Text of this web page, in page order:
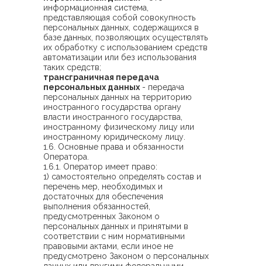
информационная система,
представляющая собой совокупность
персональных данных, содержащихся в
базе данных, позволяющих осуществлять
их обработку с использованием средств
автоматизации или без использования
таких средств;
трансграничная передача
персональных данных - передача
персональных данных на территорию
иностранного государства органу
власти иностранного государства,
иностранному физическому лицу или
иностранному юридическому лицу.
1.6. Основные права и обязанности
Оператора.
1.6.1. Оператор имеет право:
1) самостоятельно определять состав и
перечень мер, необходимых и
достаточных для обеспечения
выполнения обязанностей,
предусмотренных Законом о
персональных данных и принятыми в
соответствии с ним нормативными
правовыми актами, если иное не
предусмотрено Законом о персональных